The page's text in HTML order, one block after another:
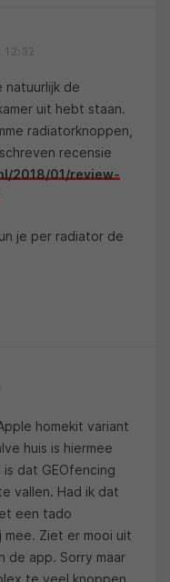
12:32
natuurlijk de
uit hebt staan.
radiatorknoppen,
recensie
2018/01/review-
je per radiator de
homekit variant
huis is hiermee
is dat GEOfencing
vallen. Had ik dat
een tado
mee. Ziet er mooi uit
de app. Sorry maar